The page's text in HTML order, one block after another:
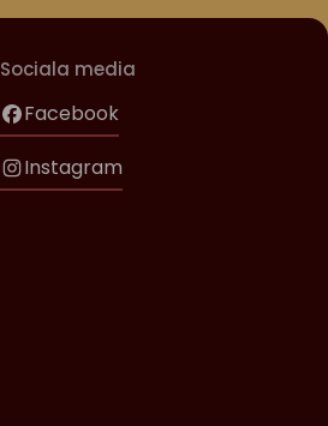
Sociala media
Facebook
Instagram